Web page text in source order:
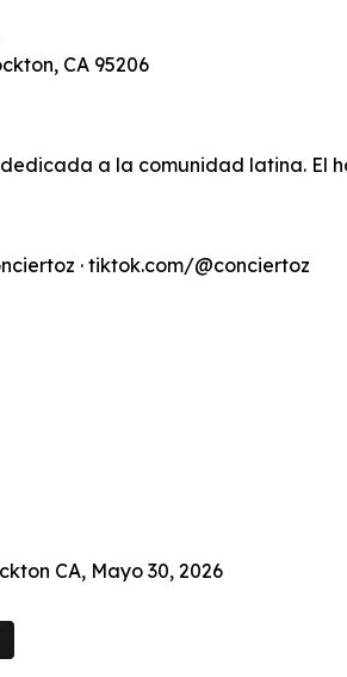
CA 95206
a la comunidad latina. El
· tiktok.com/@conciertoz
CA, Mayo 30, 2026